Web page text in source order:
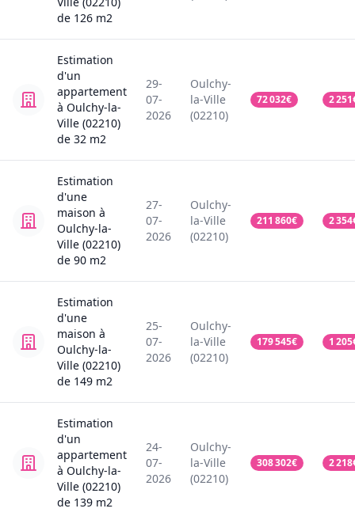
de 126 m2
Estimation
d'un
appartement
à Oulchy-la-
Ville (02210)
de 32 m2
29-
07-
2026
Oulchy-
la-Ville
(02210)
72 032€ 2 251
Estimation
d'une
maison à
Oulchy-la-
Ville (02210)
de 90 m2
27-
07-
2026
Oulchy-
la-Ville
(02210)
211 860€ 2 354
Estimation
d'une
maison à
Oulchy-la-
Ville (02210)
de 149 m2
25-
07-
2026
Oulchy-
la-Ville
(02210)
179 545€ 1 205
Estimation
d'un
appartement
à Oulchy-la-
Ville (02210)
de 139 m2
24-
07-
2026
Oulchy-
la-Ville
(02210)
308 302€ 2 218